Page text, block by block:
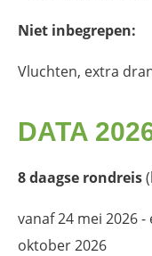
Niet inbegrepen:
Vluchten, extra
DATA
8 daagse rondreis
vanaf 24 mei 2026
oktober 2026